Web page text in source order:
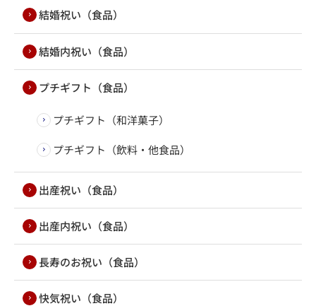
結婚祝い（食品）
結婚内祝い（食品）
プチギフト（食品）
プチギフト（和洋菓子）
プチギフト（飲料・他食品）
出産祝い（食品）
出産内祝い（食品）
長寿のお祝い（食品）
快気祝い（食品）